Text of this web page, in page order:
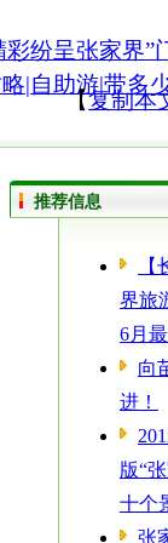
纷呈张家界”
|自助游|带多
【复制本
推荐信息
界旅
6月
向
进！
版“
十个
张